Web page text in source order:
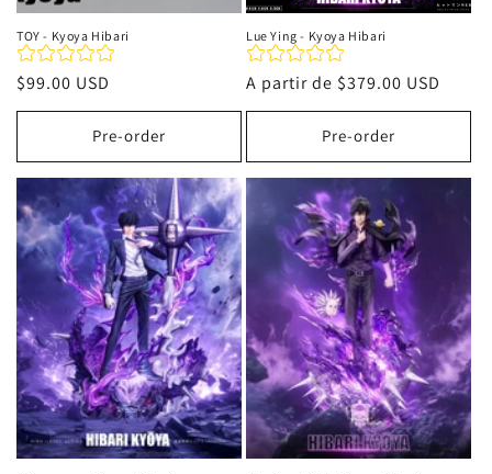
TOY - Kyoya Hibari
Precio
habitual
$99.00 USD
Pre-order
Lue Ying - Kyoya Hibari
Precio
habitual
A partir de $379.00 USD
Pre-order